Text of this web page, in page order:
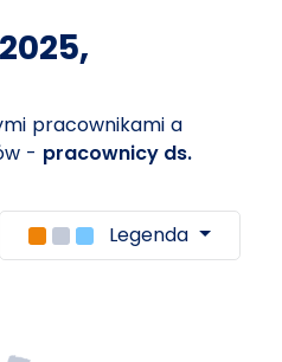
pracownikami a
- pracownicy ds.
Legenda